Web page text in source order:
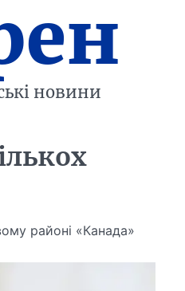
новини
районі «Канада»